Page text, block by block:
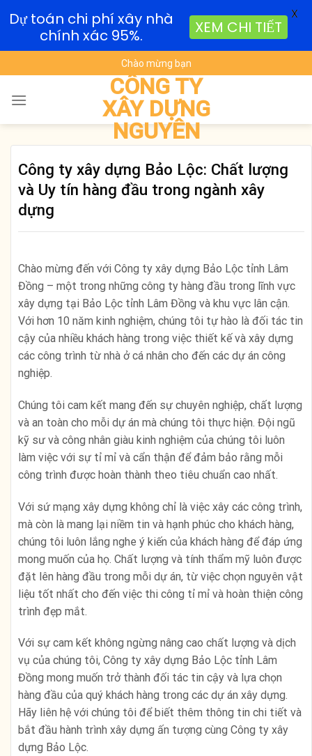
to
content
Chào mừng bạn
CÔNG TY
XÂY DỰNG
NGUYÊN
Công ty xây dựng Bảo Lộc: Chất lượng
và Uy tín hàng đầu trong ngành xây
dựng
Chào mừng đến với Công ty xây dựng Bảo Lộc tỉnh Lâm
Đồng – một trong những công ty hàng đầu trong lĩnh vực
xây dựng tại Bảo Lộc tỉnh Lâm Đồng và khu vực lân cận.
Với hơn 10 năm kinh nghiệm, chúng tôi tự hào là đối tác tin
cậy của nhiều khách hàng trong việc thiết kế và xây dựng
các công trình từ nhà ở cá nhân cho đến các dự án công
nghiệp.
Chúng tôi cam kết mang đến sự chuyên nghiệp, chất lượng
và an toàn cho mỗi dự án mà chúng tôi thực hiện. Đội ngũ
kỹ sư và công nhân giàu kinh nghiệm của chúng tôi luôn
làm việc với sự tỉ mỉ và cẩn thận để đảm bảo rằng mỗi
công trình được hoàn thành theo tiêu chuẩn cao nhất.
Với sứ mạng xây dựng không chỉ là việc xây các công trình,
mà còn là mang lại niềm tin và hạnh phúc cho khách hàng,
chúng tôi luôn lắng nghe ý kiến của khách hàng để đáp ứng
mong muốn của họ. Chất lượng và tính thẩm mỹ luôn được
đặt lên hàng đầu trong mỗi dự án, từ việc chọn nguyên vật
liệu tốt nhất cho đến việc thi công tỉ mỉ và hoàn thiện công
trình đẹp mắt.
Với sự cam kết không ngừng nâng cao chất lượng và dịch
vụ của chúng tôi, Công ty xây dựng Bảo Lộc tỉnh Lâm
Đồng mong muốn trở thành đối tác tin cậy và lựa chọn
hàng đầu của quý khách hàng trong các dự án xây dựng.
Hãy liên hệ với chúng tôi để biết thêm thông tin chi tiết và
bắt đầu hành trình xây dựng ấn tượng cùng Công ty xây
dựng Bảo Lộc.
Dự toán chi phí xây nhà
chính xác 95%.
XEM CHI TIẾT
X